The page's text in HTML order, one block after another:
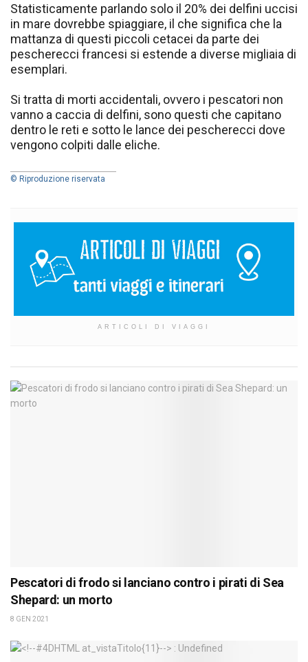
Statisticamente parlando solo il 20% dei delfini uccisi
in mare dovrebbe spiaggiare, il che significa che la
mattanza di questi piccoli cetacei da parte dei
pescherecci francesi si estende a diverse migliaia di
esemplari.
Si tratta di morti accidentali, ovvero i pescatori non
vanno a caccia di delfini, sono questi che capitano
dentro le reti e sotto le lance dei pescherecci dove
vengono colpiti dalle eliche.
© Riproduzione riservata
ARTICOLI DI VIAGGI
Pescatori di frodo si lanciano contro i pirati di Sea
Shepard: un morto
8 GEN 2021